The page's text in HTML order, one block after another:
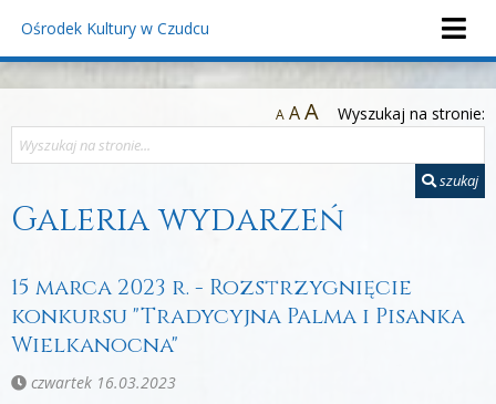
Ośrodek Kultury w Czudcu
A AA Wyszukaj na stronie:
szukaj
Galeria wydarzeń
15 marca 2023 r. - Rozstrzygnięcie
konkursu "Tradycyjna Palma i Pisanka
Wielkanocna"
czwartek 16.03.2023